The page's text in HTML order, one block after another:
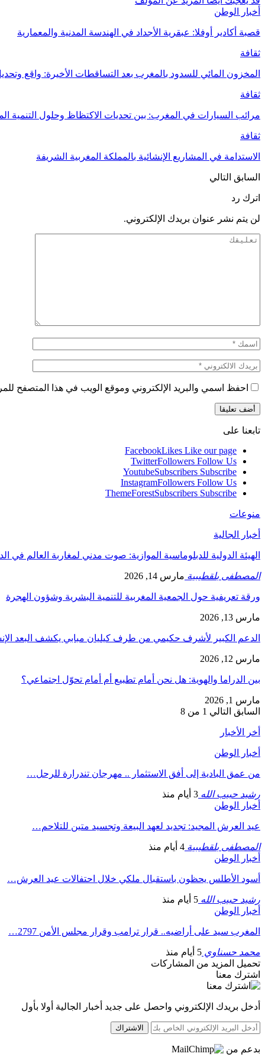
أخبار الوطن
قصبة أكادير أوفلا: عبقرية الأجداد في الهندسة المدنية والمعمارية
ثقافة
المخزون المائي للسدود بالمغرب بعد التساقطات الأخيرة: واقع
ثقافة
مرائب السيارات في المغرب: بين تحديات الاكتظاظ وحلول التنمية
ثقافة
الاستدامة في المشاريع الإنشائية بالمملكة المغربية الشريفة
السابق التالي
اترك رد
لن يتم نشر عنوان بريدك الإلكتروني.
احفظ اسمي والبريد الإلكتروني وموقع الويب في هذا المتصفح
تابعنا على
FacebookLikes Like our page
TwitterFollowers Follow Us
YoutubeSubscribers Subscribe
InstagramFollowers Follow Us
ThemeForestSubscribers Subscribe
منوعات
أخبار الجالية
الهيئة الدولية للدبلوماسية الموازية: صوت مدني لمغاربة العالم في
المصطفى بلقطيبية مارس 14, 2026
ورقة تعريفية حول الجمعية المغربية للتنمية البشرية وشؤون الهجرة
مارس 13, 2026
الدعم الكبير لأشرف حكيمي من طرف كيليان مبابي يكشف البعد
مارس 12, 2026
بين الدراما والهوية: هل نحن أمام تطبيع أم أمام تحوّل اجتماعي؟
مارس 1, 2026
السابق التالي 1 من 8
أخر الأخبار
أخبار الوطن
من عمق البادية إلى أفق الاستثمار .. مهرجان تندرارة للرحل…
رشيد حبيب الله 3 أيام منذ
أخبار الوطن
عيد العرش المجيد: تجديد لعهد البيعة وتجسيد متين للتلاحم…
المصطفى بلقطيبية 4 أيام منذ
أخبار الوطن
أسود الأطلس يحظون باستقبال ملكي خلال احتفالات عيد العرش…
رشيد حبيب الله 5 أيام منذ
أخبار الوطن
المغرب سيد على أراضيه.. قرار ترامب وقرار مجلس الأمن 2797…
محمد حسناوي 5 أيام منذ
تحميل المزيد من المشاركات
اشترك معنا
أدخل بريدك الإلكتروني واحصل على جديد أخبار الجالية أولا بأول
الاشتراك
بدعم من